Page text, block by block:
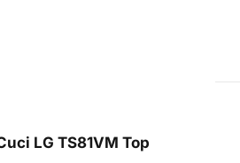
LG TS81VM Top